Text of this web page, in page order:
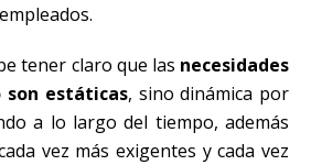
tener claro que las necesidades
son estáticas, sino dinámica por
a lo largo del tiempo, además
vez más exigentes y cada vez